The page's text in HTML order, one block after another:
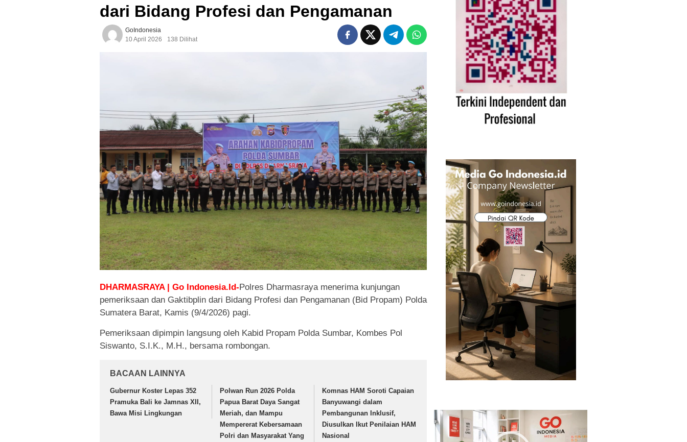
dari Bidang Profesi dan Pengamanan
GoIndonesia
10 April 2026
138 Dilihat
DHARMASRAYA | Go Indonesia.Id-Polres Dharmasraya menerima kunjungan
pemeriksaan dan Gaktibplin dari Bidang Profesi dan Pengamanan (Bid Propam) Polda
Sumatera Barat, Kamis (9/4/2026) pagi.
Pemeriksaan dipimpin langsung oleh Kabid Propam Polda Sumbar, Kombes Pol
Siswanto, S.I.K., M.H., bersama rombongan.
BACAAN LAINNYA
Gubernur Koster Lepas 352
Pramuka Bali ke Jamnas XII,
Bawa Misi Lingkungan
Polwan Run 2026 Polda
Papua Barat Daya Sangat
Meriah, dan Mampu
Mempererat Kebersamaan
Polri dan Masyarakat Yang
Komnas HAM Soroti Capaian
Banyuwangi dalam
Pembangunan Inklusif,
Diusulkan Ikut Penilaian HAM
Nasional
Pemutar
Video